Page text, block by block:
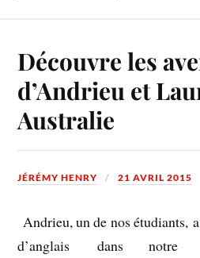
Découvre les
d’Andrieu et
Australie
JÉRÉMY HENRY 21 AVRIL 2015
Andrieu, un de nos étudiants,
d’anglais dans